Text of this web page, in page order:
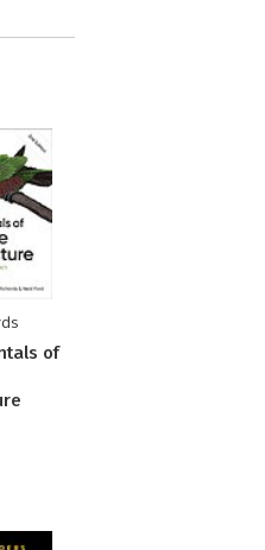
of